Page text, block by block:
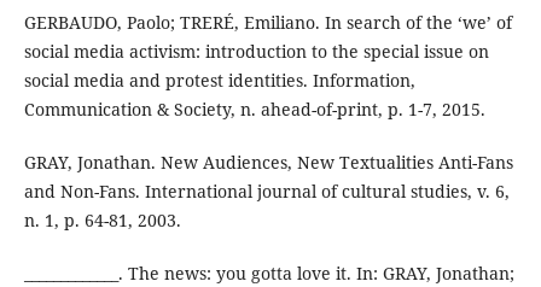
GERBAUDO, Paolo; TRERÉ, Emiliano. In search of the ‘we’ of
social media activism: introduction to the special issue on
social media and protest identities. Information,
Communication & Society, n. ahead-of-print, p. 1-7, 2015.
GRAY, Jonathan. New Audiences, New Textualities Anti-Fans
and Non-Fans. International journal of cultural studies, v. 6,
n. 1, p. 64-81, 2003.
_____________. The news: you gotta love it. In: GRAY, Jonathan;